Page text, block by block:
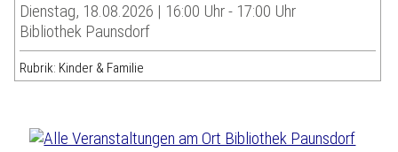
Dienstag, 18.08.2026 | 16:00 Uhr - 17:00 Uhr
Bibliothek Paunsdorf
Rubrik: Kinder & Familie